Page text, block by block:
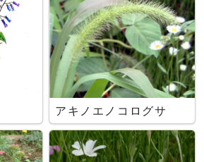
アキノエノコログサ